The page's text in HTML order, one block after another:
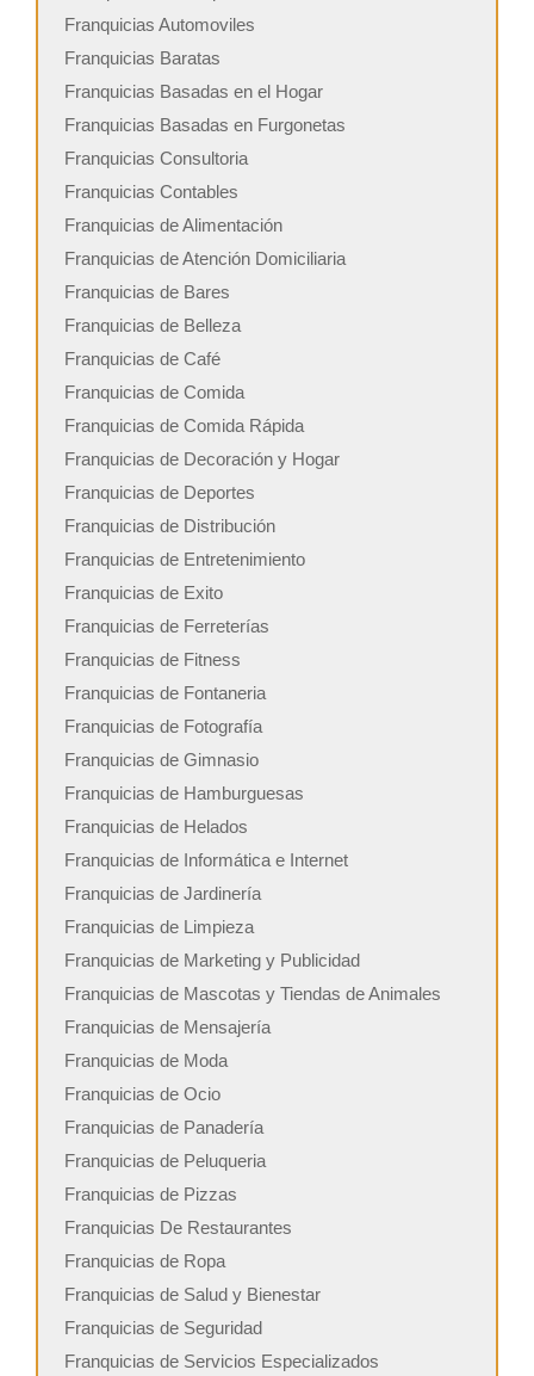
Franquicias Automoviles
Franquicias Baratas
Franquicias Basadas en el Hogar
Franquicias Basadas en Furgonetas
Franquicias Consultoria
Franquicias Contables
Franquicias de Alimentación
Franquicias de Atención Domiciliaria
Franquicias de Bares
Franquicias de Belleza
Franquicias de Café
Franquicias de Comida
Franquicias de Comida Rápida
Franquicias de Decoración y Hogar
Franquicias de Deportes
Franquicias de Distribución
Franquicias de Entretenimiento
Franquicias de Exito
Franquicias de Ferreterías
Franquicias de Fitness
Franquicias de Fontaneria
Franquicias de Fotografía
Franquicias de Gimnasio
Franquicias de Hamburguesas
Franquicias de Helados
Franquicias de Informática e Internet
Franquicias de Jardinería
Franquicias de Limpieza
Franquicias de Marketing y Publicidad
Franquicias de Mascotas y Tiendas de Animales
Franquicias de Mensajería
Franquicias de Moda
Franquicias de Ocio
Franquicias de Panadería
Franquicias de Peluqueria
Franquicias de Pizzas
Franquicias De Restaurantes
Franquicias de Ropa
Franquicias de Salud y Bienestar
Franquicias de Seguridad
Franquicias de Servicios Especializados